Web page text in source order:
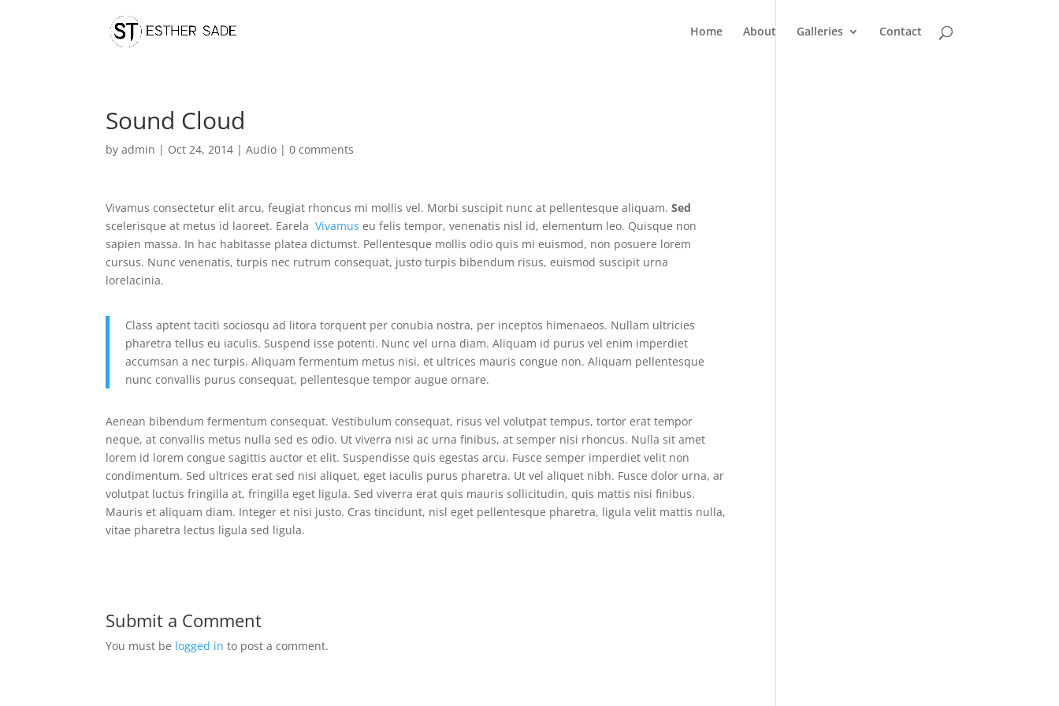
Home About Galleries Contact
Sound Cloud
byadmin | Oct 24, 2014 |Audio |0 comments
Vivamus consectetur elit arcu, feugiat rhoncus mi mollis vel. Morbi suscipit nunc at pellentesque aliquam.Sed
scelerisque at metus id laoreet. EarelaVivamus eu felis tempor, venenatis nisl id, elementum leo. Quisque non
sapien massa. In hac habitasse platea dictumst. Pellentesque mollis odio quis mi euismod, non posuere lorem
cursus. Nunc venenatis, turpis nec rutrum consequat, justo turpis bibendum risus, euismod suscipit urna
lorelacinia.
Class aptent taciti sociosqu ad litora torquent per conubia nostra, per inceptos himenaeos. Nullam ultricies
pharetra tellus eu iaculis. Suspend isse potenti. Nunc vel urna diam. Aliquam id purus vel enim imperdiet
accumsan a nec turpis. Aliquam fermentum metus nisi, et ultrices mauris congue non. Aliquam pellentesque
nunc convallis purus consequat, pellentesque tempor augue ornare.
Aenean bibendum fermentum consequat. Vestibulum consequat, risus vel volutpat tempus, tortor erat tempor
neque, at convallis metus nulla sed es odio. Ut viverra nisi ac urna finibus, at semper nisi rhoncus. Nulla sit amet
lorem id lorem congue sagittis auctor et elit. Suspendisse quis egestas arcu. Fusce semper imperdiet velit non
condimentum. Sed ultrices erat sed nisi aliquet, eget iaculis purus pharetra. Ut vel aliquet nibh. Fusce dolor urna, ar
volutpat luctus fringilla at, fringilla eget ligula. Sed viverra erat quis mauris sollicitudin, quis mattis nisi finibus.
Mauris et aliquam diam. Integer et nisi justo. Cras tincidunt, nisl eget pellentesque pharetra, ligula velit mattis nulla,
vitae pharetra lectus ligula sed ligula.
Submit a Comment
You must be logged in to post a comment.